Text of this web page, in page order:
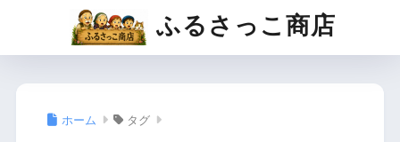
ふるさっこ商店
ホーム タグ